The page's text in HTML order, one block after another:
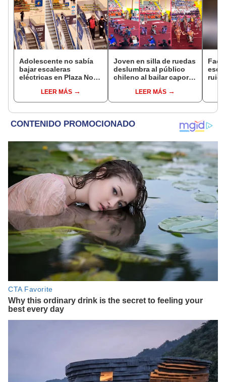
Adolescente no sabía
bajar escaleras
eléctricas en Plaza Norte
un Perú”LEER MÁS
Joven en silla de ruedas
deslumbra al público
chileno al bailar caporal
LEER MÁS